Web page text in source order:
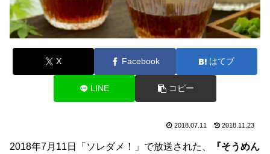
X Facebook はてブ
LINE コピー
2018.07.11 2018.11.23
2018年7月11日「ソレダメ！」で放送された、
『そうめん